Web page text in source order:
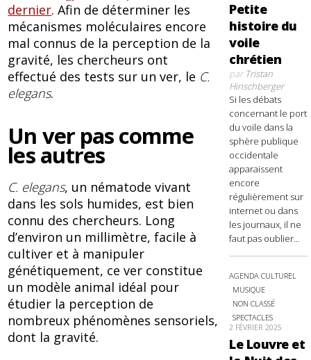
dernier. Afin de déterminer les
mécanismes moléculaires encore
mal connus de la perception de la
gravité, les chercheurs ont
effectué des tests sur un ver, le C.
elegans.
Un ver pas comme
les autres
C. elegans, un nématode vivant
dans les sols humides, est bien
connu des chercheurs. Long
d’environ un millimètre, facile à
cultiver et à manipuler
génétiquement, ce ver constitue
un modèle animal idéal pour
étudier la perception de
nombreux phénomènes sensoriels,
dont la gravité.
Petite
histoire du
voile
chrétien
parTristan
Hinschberger
Si les débats
concernant le port
du voile dans la
sphère publique
occidentale
apparaissent
encore
régulièrement sur
internet ou dans
les journaux, il ne
faut pas oublier...
AGENDA CULTUREL
MUSIQUE
NON CLASSÉ
SPECTACLES
2 FÉVRIER 2025
Le Louvre et